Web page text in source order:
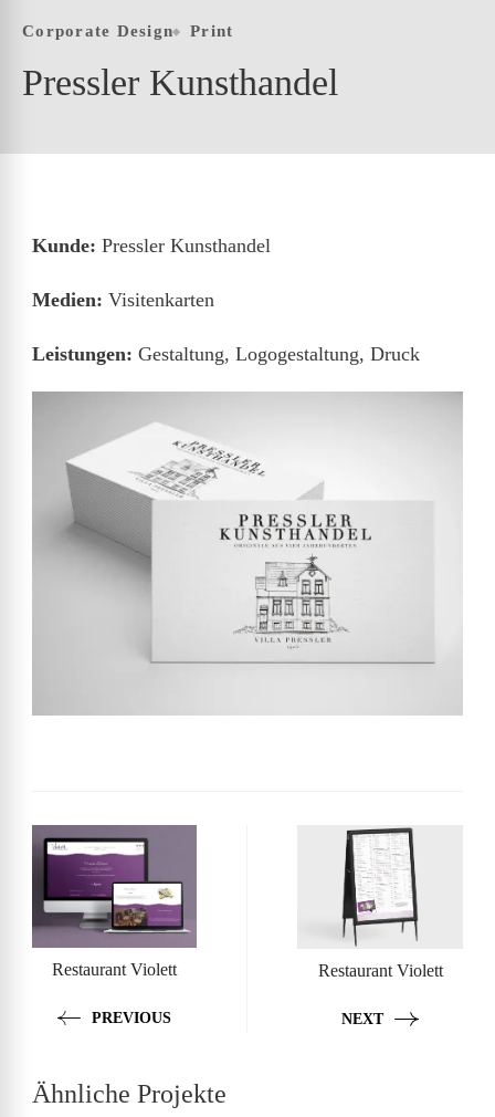
Corporate Design Print
Pressler Kunsthandel
Kunde: Pressler Kunsthandel
Medien: Visitenkarten
Leistungen: Gestaltung, Logogestaltung, Druck
Restaurant Violett
PREVIOUS
Restaurant Violett
NEXT
Ähnliche Projekte